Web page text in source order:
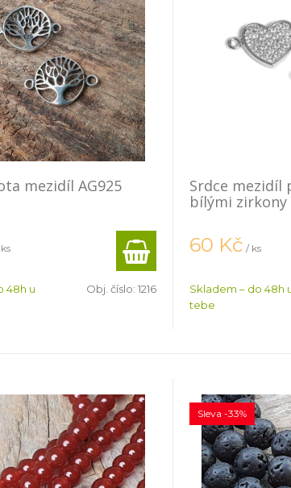
mezidíl AG925
48h u
Obj. číslo: 1216
Srdce mezidíl
bílými zirkony
60 Kč / ks
Skladem – do 48h
tebe
Sleva -33%